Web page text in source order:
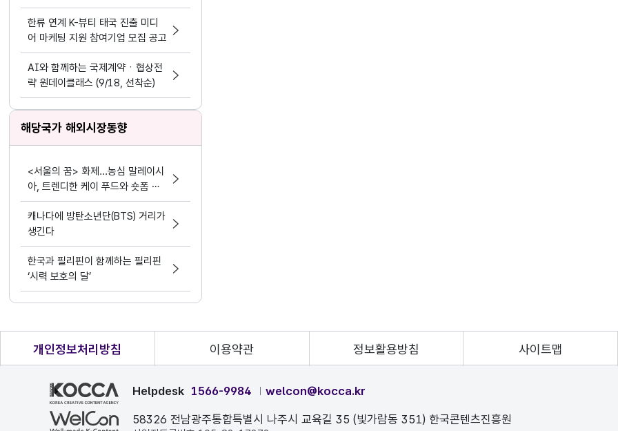
고
한류 연계 K-뷰티 태국 진출 미디
어 마케팅 지원 참여기업 모집 공고
AI와 함께하는 국제계약ㆍ협상전
략 원데이클래스 (9/18, 선착순)
해당국가 해외시장동향
<서울의 꿈> 화제...농심 말레이시
아, 트렌디한 케이 푸드와 숏폼 마
케팅 결합
캐나다에 방탄소년단(BTS) 거리가
생긴다
한국과 필리핀이 함께하는 필리핀
‘시력 보호의 달’
개인정보처리방침 이용약관 정보활용방침 사이트맵
Helpdesk 1566-9984 welcon@kocca.kr
58326 전남광주통합특별시 나주시 교육길 35 (빛가람동 351) 한국콘텐츠진흥원